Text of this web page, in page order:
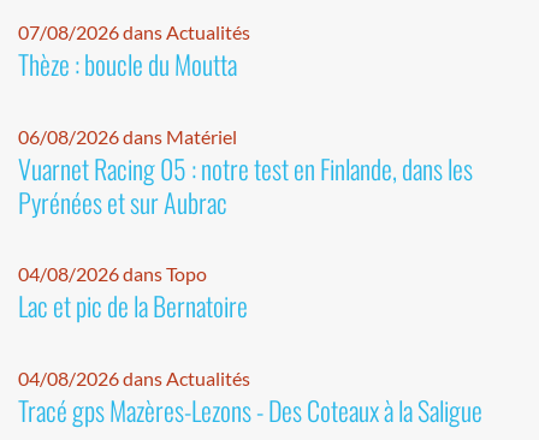
07/08/2026 dans Actualités
Thèze : boucle du Moutta
06/08/2026 dans Matériel
Vuarnet Racing 05 : notre test en Finlande, dans les
Pyrénées et sur Aubrac
04/08/2026 dans Topo
Lac et pic de la Bernatoire
04/08/2026 dans Actualités
Tracé gps Mazères-Lezons - Des Coteaux à la Saligue